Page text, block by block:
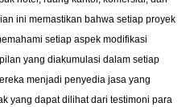
ini memastikan bahwa setiap proyek
setiap aspek modifikasi
yang diakumulasi dalam setiap
menjadi penyedia jasa yang
yang dapat dilihat dari testimoni para